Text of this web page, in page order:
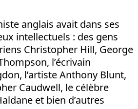
anglais avait dans ses
intellectuels : des gens
Christopher Hill, George
l’écrivain
l’artiste Anthony Blunt,
Caudwell, le célèbre
et bien d’autres